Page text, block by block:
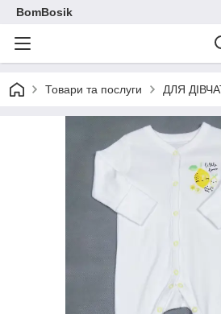
BomBosik
Товари та послуги ДЛЯ